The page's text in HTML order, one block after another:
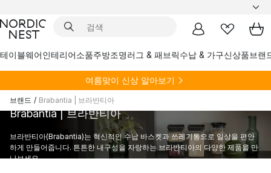
테이블웨어인테리어소품주방조명러그 & 패브릭수납 & 가구신상품브랜
여름맞이 신상 알아보기
브랜드 / Brabantia | 브라반티아
Brabantia | 브라반티아
브라반티아(Brabantia)는 혁신적인 수납 바스켓과 쓰레기통으로 일상을 편안
하게 만들어줍니다. 튼튼한 내구성을 자랑하는 브라반티아의 다양한 제품을 만
나보세요.